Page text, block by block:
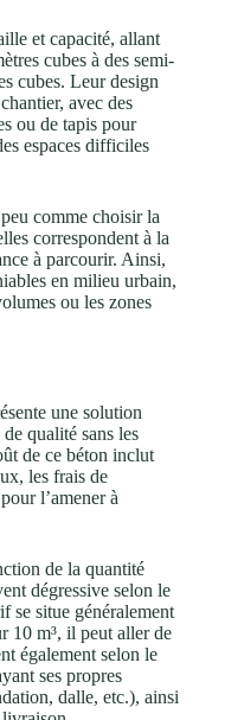
et capacité, allant
cubes à des semi-
cubes. Leur design
avec des
ou de tapis pour
espaces difficiles
comme choisir la
correspondent à la
à parcourir. Ainsi,
en milieu urbain,
ou les zones
une solution
qualité sans les
de ce béton inclut
les frais de
l’amener à
de la quantité
dégressive selon le
se situe généralement
10 m³, il peut aller de
également selon le
ses propres
dalle, etc.), ainsi